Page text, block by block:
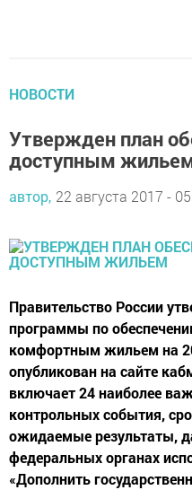
НОВОСТИ
Утвержден план
доступным
автор, 22 августа 2017 -
Правительство России
программы по
комфортным жильем на
опубликован на сайте
включает 24 наиболее
контрольных события,
ожидаемые результаты,
федеральных органах
«Дополнить